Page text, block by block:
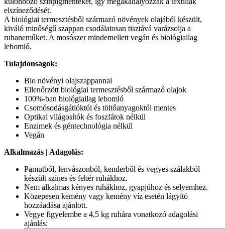
elszíneződését.
A biológiai termesztésből származó növények olajából készült,
kiváló minőségű szappan csodálatosan tisztává varázsolja a
ruhaneműket. A mosószer mindemellett vegán és biológiailag
lebomló.
Tulajdonságok:
Bio növényi olajszappannal
Ellenőrzött biológiai termesztésből származó olajok
100%-ban biológiailag lebomló
Csomósodásgátlóktól és töltőanyagoktól mentes
Optikai világosítók és foszfátok nélkül
Enzimek és géntechnológia nélkül
Vegán
Alkalmazás | Adagolás:
Pamutból, lenvászonból, kenderből és vegyes szálakból
készült színes és fehér ruhákhoz.
Nem alkalmas kényes ruhákhoz, gyapjúhoz és selyemhez.
Közepesen kemény vagy kemény víz esetén lágyító
hozzáadása ajánlott.
Vegye figyelembe a 4,5 kg ruhára vonatkozó adagolási
ajánlás: